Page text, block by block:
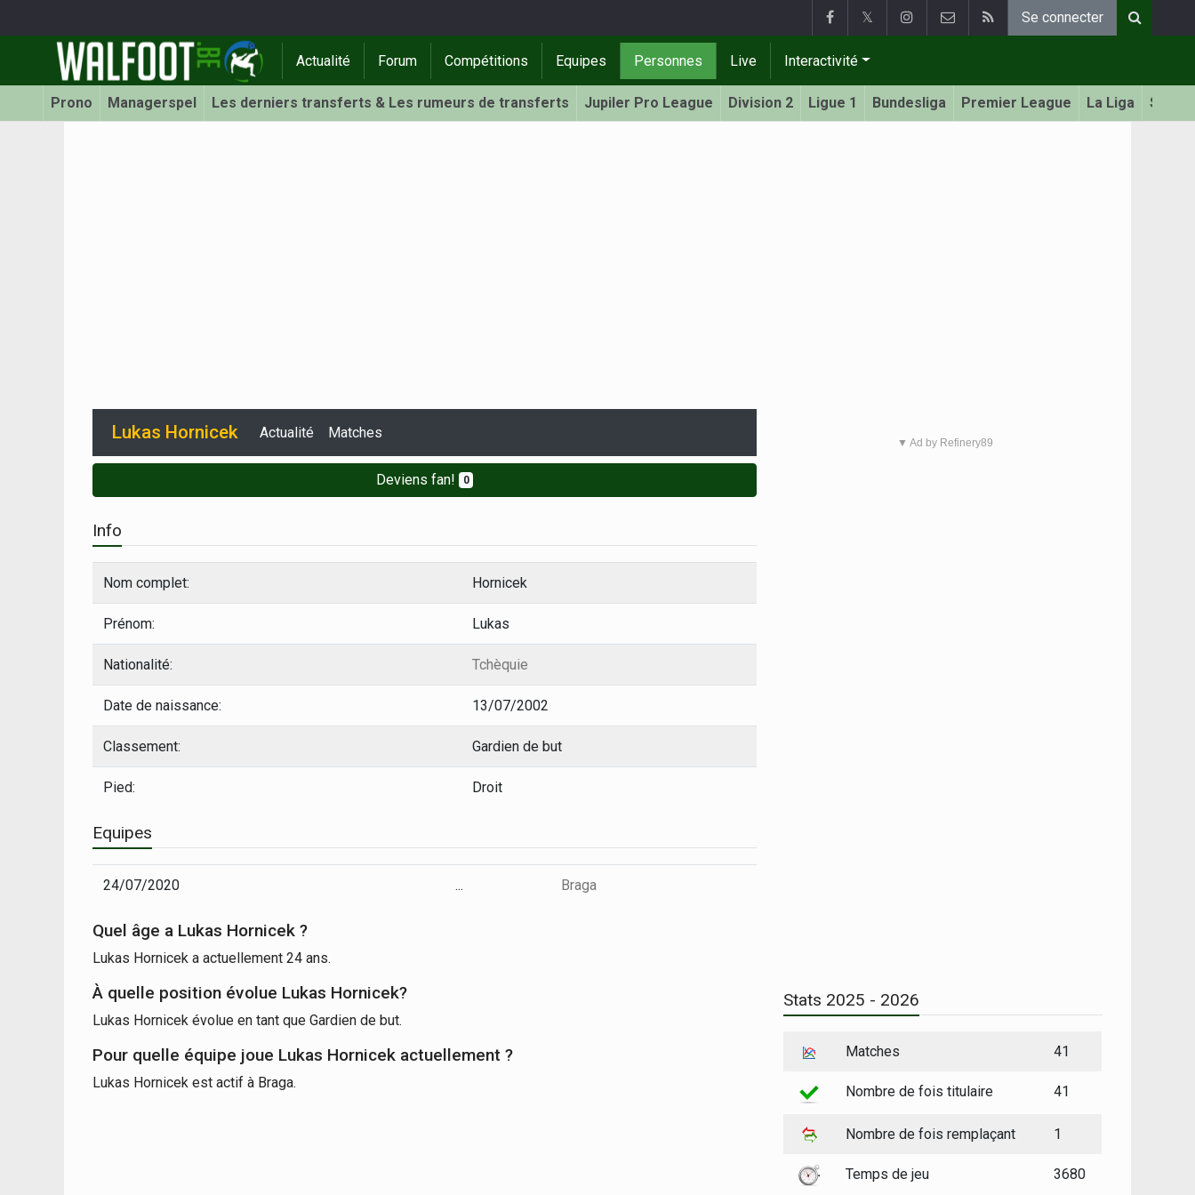
𝕏 Se connecter
Actualité Forum Compétitions Equipes Personnes Live Interactivité
Prono Managerspel Les derniers transferts & Les rumeurs de transferts Jupiler Pro League Division 2 Ligue 1 Bundesliga Premier League La Liga Serie
Lukas Hornicek Actualité Matches
Deviens fan! 0
Info
Nom complet: Hornicek
Prénom: Lukas
Nationalité: Tchèquie
Date de naissance: 13/07/2002
Classement: Gardien de but
Pied: Droit
Equipes
24/07/2020 ... Braga
Quel âge a Lukas Hornicek ?
Lukas Hornicek a actuellement 24 ans.
À quelle position évolue Lukas Hornicek?
Lukas Hornicek évolue en tant que Gardien de but.
Pour quelle équipe joue Lukas Hornicek actuellement ?
Lukas Hornicek est actif à Braga.
▼ Ad by Refinery89
Stats 2025 - 2026
Matches 41
Nombre de fois titulaire 41
Nombre de fois remplaçant 1
Temps de jeu 3680